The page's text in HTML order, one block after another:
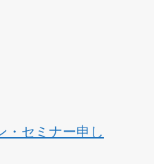
・セミナー申し